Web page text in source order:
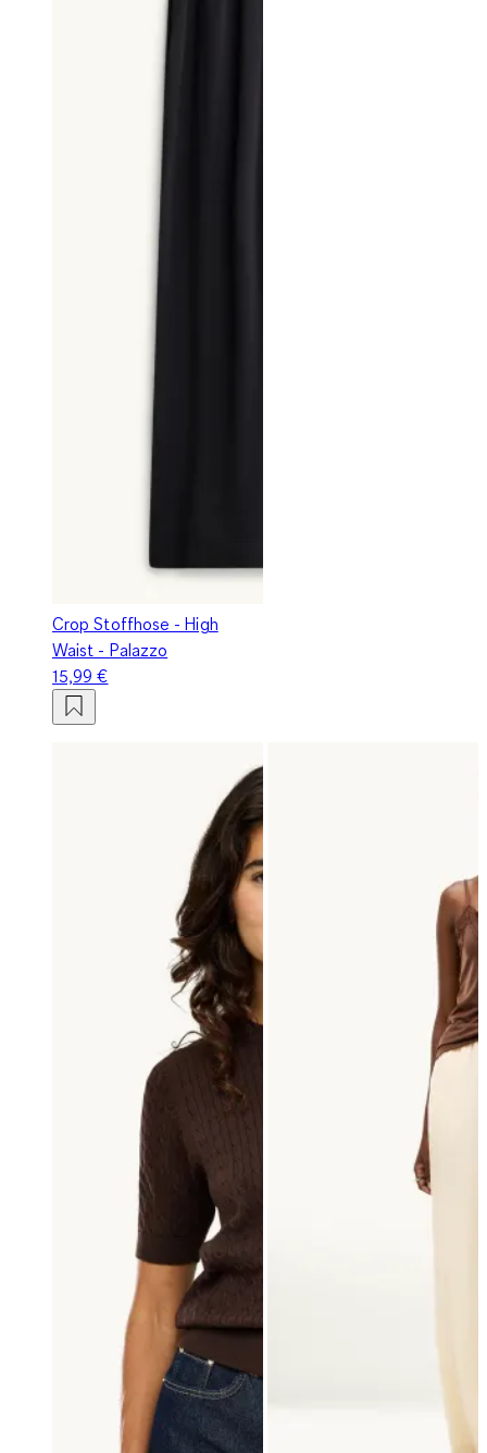
Crop Stoffhose - High
Waist - Palazzo
15,99 €